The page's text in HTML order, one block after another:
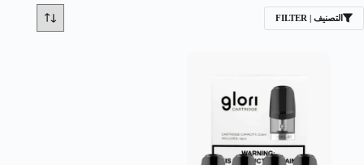
التصنيف | FILTER